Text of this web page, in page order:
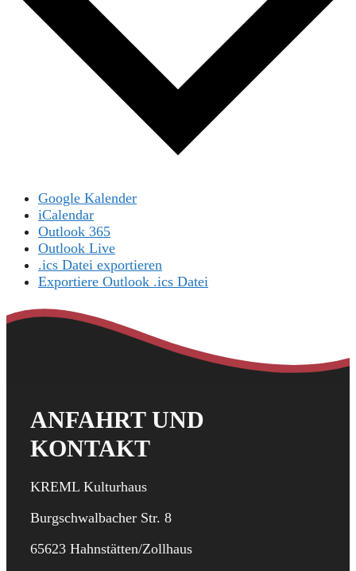
Google Kalender
iCalendar
Outlook 365
Outlook Live
.ics Datei exportieren
Exportiere Outlook .ics Datei
ANFAHRT UND
KONTAKT
KREML Kulturhaus
Burgschwalbacher Str. 8
65623 Hahnstätten/Zollhaus